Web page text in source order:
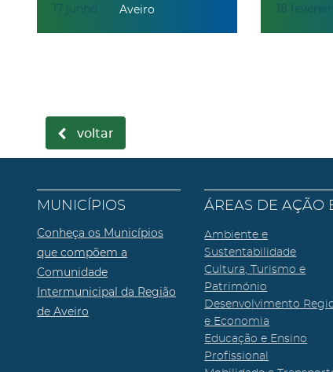
17 junho Aveiro 18
voltar
MUNICÍPIOS
Conheça os Municípios
que compõem a
Comunidade
Intermunicipal da Região
de Aveiro
ÁREAS DE AÇÃO
Ambiente e
Sustentabilidade
Cultura, Turismo e
Património
Desenvolvimento
e Economia
Educação e Ensino
Profissional